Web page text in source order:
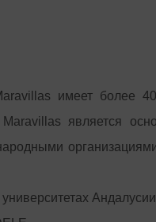
имеет более
является